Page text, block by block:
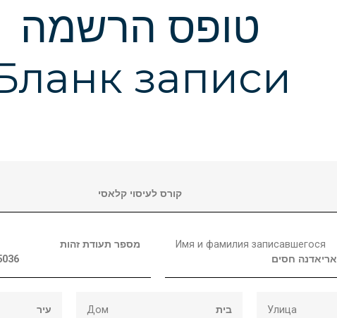
טופס הרשמה
записи
קורס לעיסוי קלאסי
מספר תעודת זהות
Имя и фамилия записавшегося
אריאדנה חסים
עיר
Дом
בית
Улица